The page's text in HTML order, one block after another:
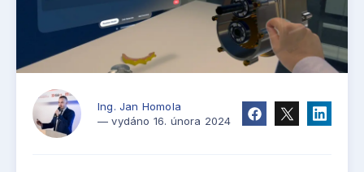
Ing. Jan Homola
— vydáno 16. února 2024